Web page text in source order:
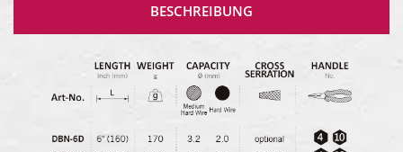
BESCHREIBUNG